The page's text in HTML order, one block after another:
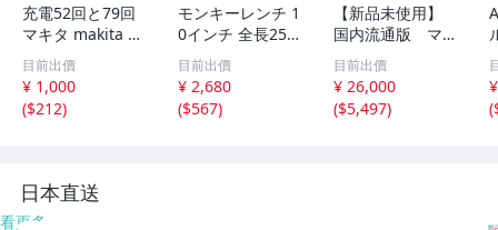
充電52回と79回
マキタ makita 18
V リチウムイオン
バッテリー BL18
60B 6.0Ah ★2個
セット★ 純正品
目前出價
¥ 1,000
($212)
モンキーレンチ 1
0インチ 全長252
mm 最大開口47
mm 目盛付 アジ
ャスタブルスパナ
水道 配管 自動車
目前出價
¥ 2,680
($567)
【新品未使用】
国内流通版 マキ
タ 純正 BL1860B
18V 6.0Ah A-604
64 リチウムイオ
ンバッテリー 2個
目前出價
¥ 26,000
($5,497)
(
日本直送
看更多